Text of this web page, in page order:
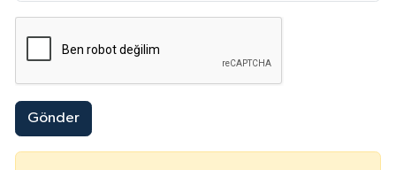
Gönder